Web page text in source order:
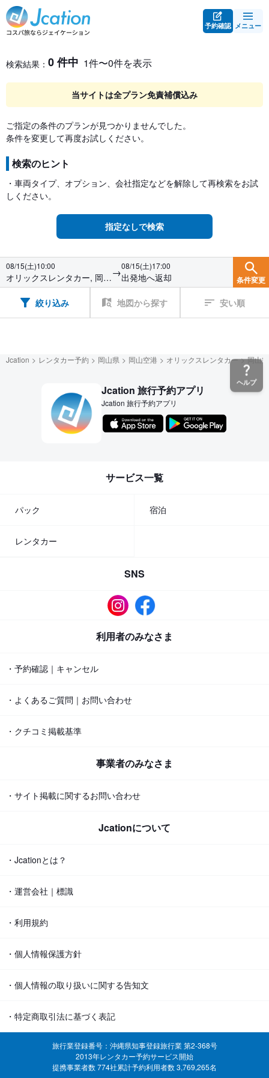
予約確認 メニュー
レンタカー検索・比較
レンタカー検索結果
検索結果： 0 件中 1件〜0件を表示
当サイトは全プラン免責補償込み
ご指定の条件のプランが見つかりませんでした。
条件を変更して再度お試しください。
検索のヒント
・車両タイプ、オプション、会社指定などを解除して再検索をお試
しください。
指定なしで検索
08/15(土)10:00
オリックスレンタカー, 岡山
空港店
→08/15(土)17:00
出発地へ返却 条件変更
絞り込み 地図から探す 安い順
ヘルプ
Jcation レンタカー予約 岡山県 岡山空港 オリックスレンタカー 岡山
Jcation 旅行予約アプリ
Jcation 旅行予約アプリ
サービス一覧
パック 宿泊
レンタカー
SNS
利用者のみなさま
・予約確認｜キャンセル
・よくあるご質問｜お問い合わせ
・クチコミ掲載基準
事業者のみなさま
・サイト掲載に関するお問い合わせ
Jcationについて
・Jcationとは？
・運営会社｜標識
・利用規約
・個人情報保護方針
・個人情報の取り扱いに関する告知文
・特定商取引法に基づく表記
旅行業登録番号：沖縄県知事登録旅行業 第2-368号
2013年レンタカー予約サービス開始
提携事業者数 774社累計予約利用者数 3,769,265名